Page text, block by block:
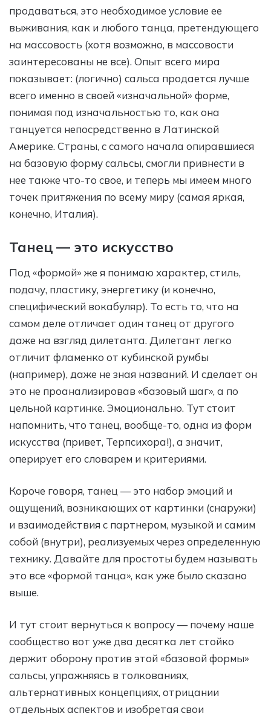
продаваться, это необходимое условие ее
выживания, как и любого танца, претендующего
на массовость (хотя возможно, в массовости
заинтересованы не все). Опыт всего мира
показывает: (логично) сальса продается лучше
всего именно в своей «изначальной» форме,
понимая под изначальностью то, как она
танцуется непосредственно в Латинской
Америке. Страны, с самого начала опиравшиеся
на базовую форму сальсы, смогли привнести в
нее также что-то свое, и теперь мы имеем много
точек притяжения по всему миру (самая яркая,
конечно, Италия).
Танец — это искусство
Под «формой» же я понимаю характер, стиль,
подачу, пластику, энергетику (и конечно,
специфический вокабуляр). То есть то, что на
самом деле отличает один танец от другого
даже на взгляд дилетанта. Дилетант легко
отличит фламенко от кубинской румбы
(например), даже не зная названий. И сделает он
это не проанализировав «базовый шаг», а по
цельной картинке. Эмоционально. Тут стоит
напомнить, что танец, вообще-то, одна из форм
искусства (привет, Терпсихора!), а значит,
оперирует его словарем и критериями.
Короче говоря, танец — это набор эмоций и
ощущений, возникающих от картинки (снаружи)
и взаимодействия с партнером, музыкой и самим
собой (внутри), реализуемых через определенную
технику. Давайте для простоты будем называть
это все «формой танца», как уже было сказано
выше.
И тут стоит вернуться к вопросу — почему наше
сообщество вот уже два десятка лет стойко
держит оборону против этой «базовой формы»
сальсы, упражняясь в толкованиях,
альтернативных концепциях, отрицании
отдельных аспектов и изобретая свои